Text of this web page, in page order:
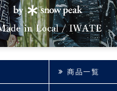
商品一覧